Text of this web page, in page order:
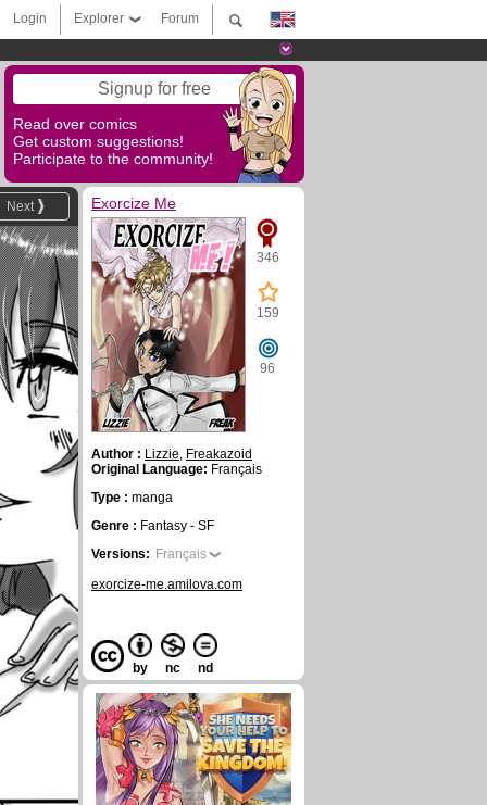
Forum
Explorer
Login
Signup for free
Read over comics
Get custom suggestions!
Participate to the community!
Next Exorcize Me
346
159
96
Author : Lizzie, Freakazoid
Original Language: Français
Type : manga
Genre : Fantasy - SF
Versions: Français
exorcize-me.amilova.com
by nc nd